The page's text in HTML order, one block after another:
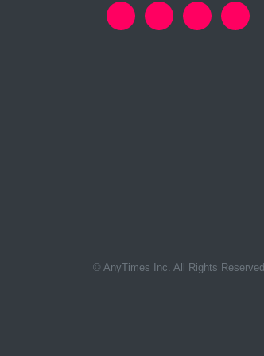
© AnyTimes Inc. All Rights Reserved